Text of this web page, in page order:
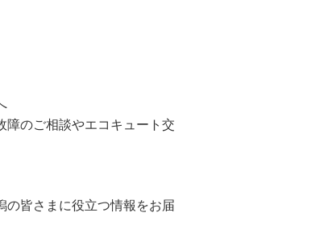
障のご相談やエコキュート交
の皆さまに役立つ情報をお届